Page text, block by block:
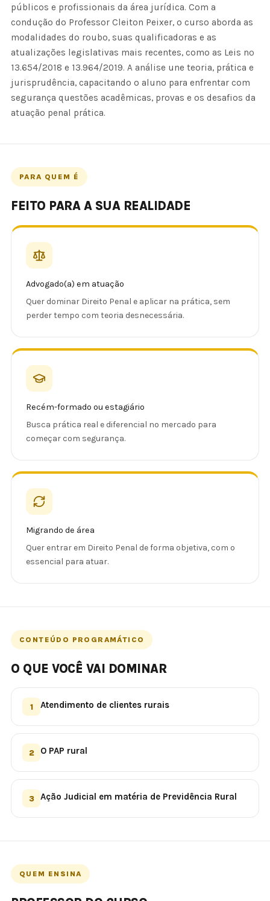
públicos e profissionais da área jurídica. Com a
condução do Professor Cleiton Peixer, o curso aborda as
modalidades do roubo, suas qualificadoras e as
atualizações legislativas mais recentes, como as Leis nº
13.654/2018 e 13.964/2019. A análise une teoria, prática e
jurisprudência, capacitando o aluno para enfrentar com
segurança questões acadêmicas, provas e os desafios da
atuação penal prática.
PARA QUEM É
FEITO PARA A SUA REALIDADE
Advogado(a) em atuação
Quer dominar Direito Penal e aplicar na prática, sem
perder tempo com teoria desnecessária.
Recém-formado ou estagiário
Busca prática real e diferencial no mercado para
começar com segurança.
Migrando de área
Quer entrar em Direito Penal de forma objetiva, com o
essencial para atuar.
CONTEÚDO PROGRAMÁTICO
O QUE VOCÊ VAI DOMINAR
1 Atendimento de clientes rurais
2 O PAP rural
3 Ação Judicial em matéria de Previdência Rural
QUEM ENSINA